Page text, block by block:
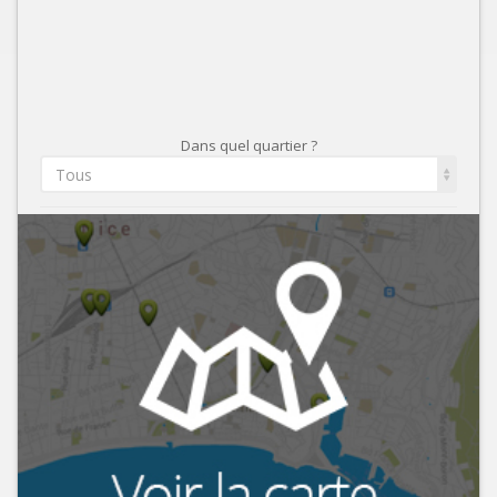
Dans quel quartier ?
Tous